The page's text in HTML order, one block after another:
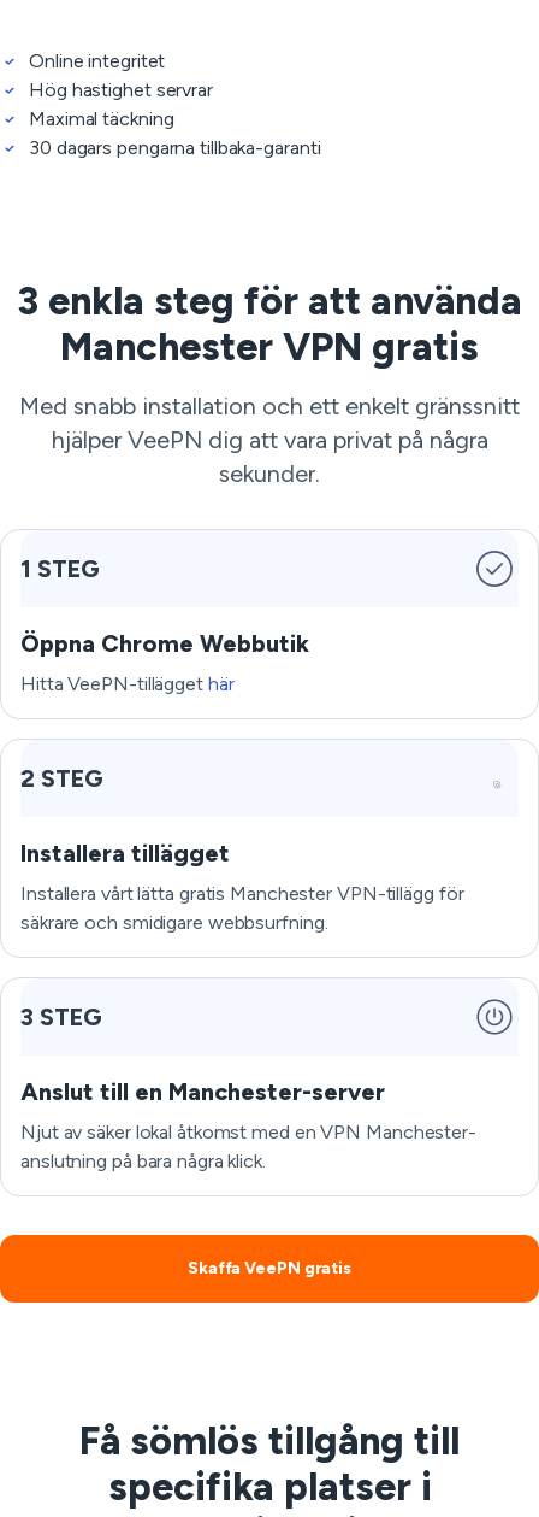
Online integritet
Hög hastighet servrar
Maximal täckning
30 dagars pengarna tillbaka-garanti
3 enkla steg för att använda
Manchester VPN gratis
Med snabb installation och ett enkelt gränssnitt
hjälper VeePN dig att vara privat på några
sekunder.
1 STEG
Öppna Chrome Webbutik
Hitta VeePN-tillägget här
2 STEG
Installera tillägget
Installera vårt lätta gratis Manchester VPN-tillägg för
säkrare och smidigare webbsurfning.
3 STEG
Anslut till en Manchester-server
Njut av säker lokal åtkomst med en VPN Manchester-
anslutning på bara några klick.
Skaffa VeePN gratis
Få sömlös tillgång till
specifika platser i